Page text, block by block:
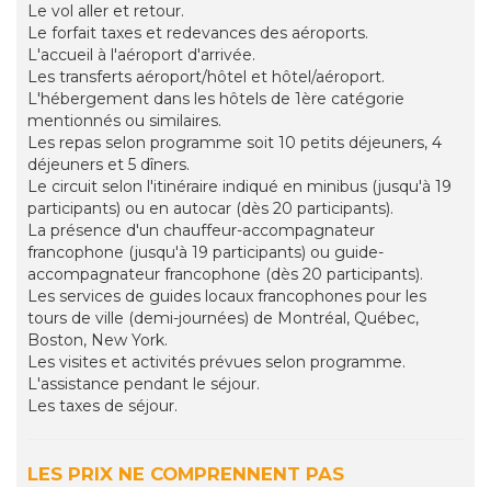
Le vol aller et retour.
Le forfait taxes et redevances des aéroports.
L'accueil à l'aéroport d'arrivée.
Les transferts aéroport/hôtel et hôtel/aéroport.
L'hébergement dans les hôtels de 1ère catégorie
mentionnés ou similaires.
Les repas selon programme soit 10 petits déjeuners, 4
déjeuners et 5 dîners.
Le circuit selon l'itinéraire indiqué en minibus (jusqu'à 19
participants) ou en autocar (dès 20 participants).
La présence d'un chauffeur-accompagnateur
francophone (jusqu'à 19 participants) ou guide-
accompagnateur francophone (dès 20 participants).
Les services de guides locaux francophones pour les
tours de ville (demi-journées) de Montréal, Québec,
Boston, New York.
Les visites et activités prévues selon programme.
L'assistance pendant le séjour.
Les taxes de séjour.
LES PRIX NE COMPRENNENT PAS